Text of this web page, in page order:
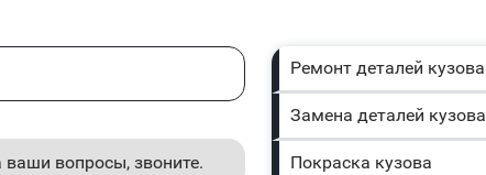
вопросы, звоните.
Ремонт деталей кузова
Замена деталей кузова
Покраска кузова